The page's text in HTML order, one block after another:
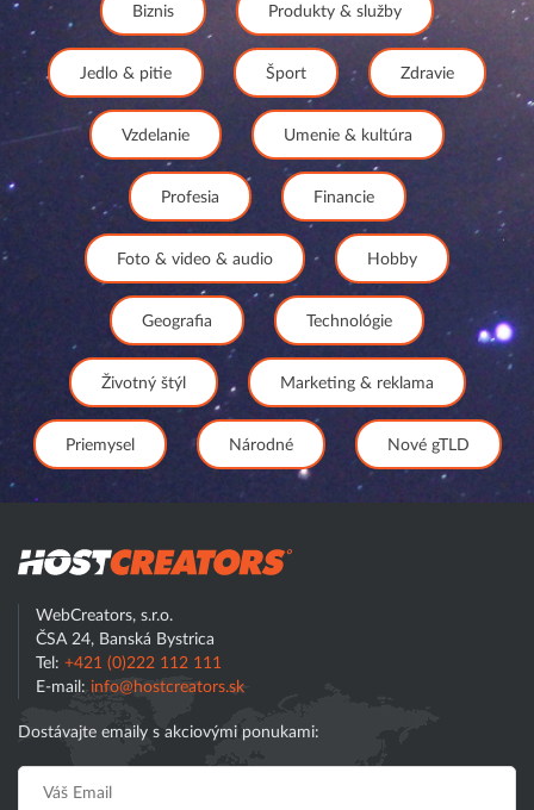
Biznis Produkty & služby
Jedlo & pitie Šport Zdravie
Vzdelanie Umenie & kultúra
Profesia Financie
Foto & video & audio Hobby
Geografia Technológie
Životný štýl Marketing & reklama
Priemysel Národné Nové gTLD
WebCreators, s.r.o.
ČSA 24, Banská Bystrica
Tel: +421 (0)222 112 111
E-mail: info@hostcreators.sk
Dostávajte emaily s akciovými ponukami: